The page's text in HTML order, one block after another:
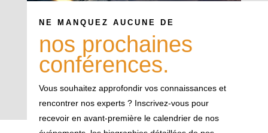
NE MANQUEZ AUCUNE DE
nos prochaines
conférences.
Vous souhaitez approfondir vos connaissances et
rencontrer nos experts ? Inscrivez-vous pour
recevoir en avant-première le calendrier de nos